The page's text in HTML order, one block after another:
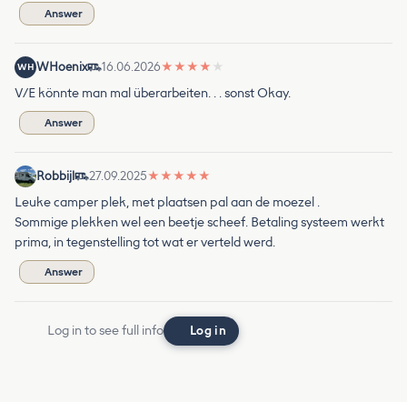
Answer
WH WHoenix 16.06.2026★ ★ ★ ★ ★
V/E könnte man mal überarbeiten. . . sonst Okay.
Answer
Robbijl 27.09.2025★ ★ ★ ★ ★
Leuke camper plek, met plaatsen pal aan de moezel .
Sommige plekken wel een beetje scheef. Betaling systeem werkt
prima, in tegenstelling tot wat er verteld werd.
Answer
Log in to see full info Log in